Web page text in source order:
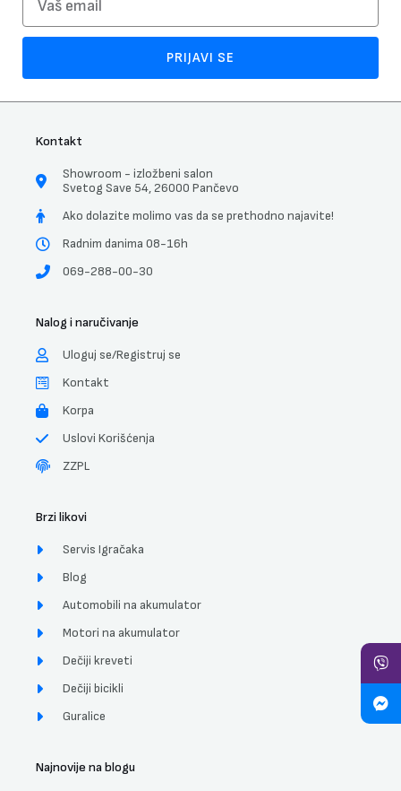
PRIJAVI SE
Kontakt
Showroom - izložbeni salon
Svetog Save 54, 26000 Pančevo
Ako dolazite molimo vas da se prethodno najavite!
Radnim danima 08-16h
069-288-00-30
Nalog i naručivanje
Uloguj se/Registruj se
Kontakt
Korpa
Uslovi Korišćenja
ZZPL
Brzi likovi
Servis Igračaka
Blog
Automobili na akumulator
Motori na akumulator
Dečiji kreveti
Dečiji bicikli
Guralice
Najnovije na blogu